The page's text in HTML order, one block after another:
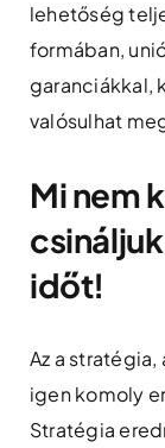
lehetőség
formában,
garanciákkal,
valósulhat
Mi nem
időt!
Az a
igen komoly
Stratégia